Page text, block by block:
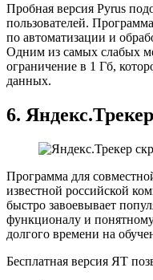
Пробная версия Pyrus
пользователей.
по автоматизации и
Одним из самых слабых
ограничение в 1 Гб,
данных.
6. Яндекс.Трекер
Программа для
известной российской
быстро завоевывает
функционалу и
долгого времени на
Бесплатная версия ЯТ